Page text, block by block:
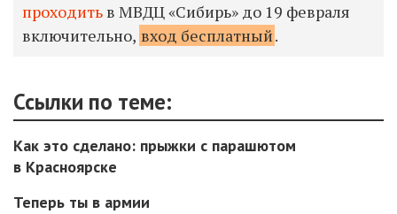
проходить в МВДЦ «Сибирь» до 19 февраля
включительно, вход бесплатный.
Ссылки по теме:
Как это сделано: прыжки с парашютом
в Красноярске
Теперь ты в армии